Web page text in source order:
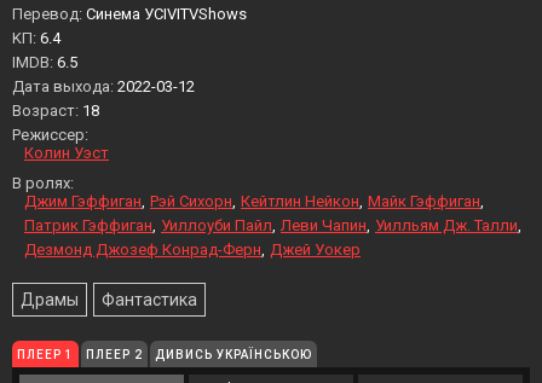
Перевод: Синема УСIVITVShows
KП: 6.4
IMDB: 6.5
Дата выхода: 2022-03-12
Возраст: 18
Режиссер:
Колин Уэст
В ролях:
Джим Гэффиган Рэй Сихорн Кейтлин Нейкон Майк Гэффиган
Патрик Гэффиган Уиллоуби Пайл Леви Чапин Уилльям Дж. Талли
Дезмонд Джозеф Конрад-Ферн Джей Уокер
Драмы Фантастика
ПЛЕЕР 1 ПЛЕЕР 2 ДИВИСЬ УКРАЇНСЬКОЮ